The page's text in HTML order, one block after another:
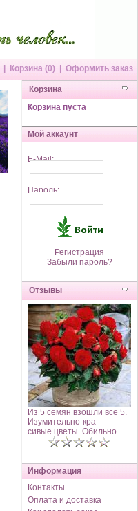
Корзина (0)
Оформить заказ
Корзина
Корзина пуста
Мой аккаунт
E-Mail:
Пароль:
Регистрация
Забыли пароль?
Отзывы
Из 5 семян взошли все 5.
Изумительно-кра-
сивые цветы. Обильно ..
Информация
Контакты
Оплата и доставка